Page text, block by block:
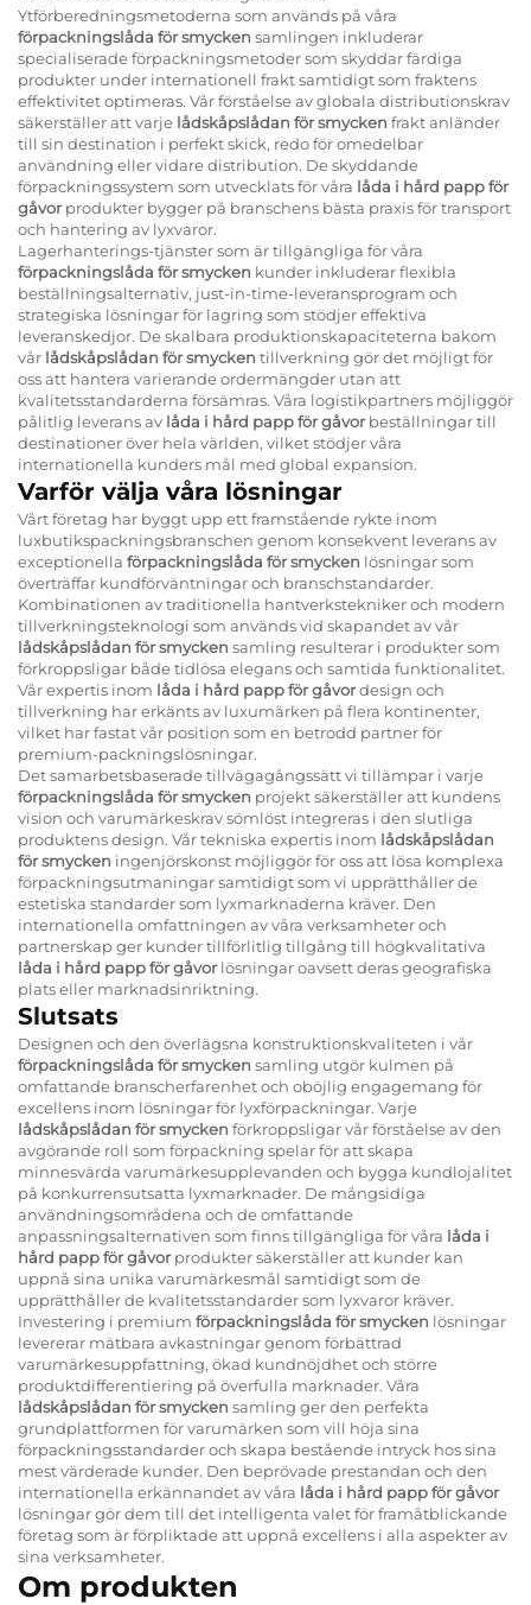
Ytförberedningsmetoderna som används på våra
förpackningslåda för smycken samlingen inkluderar
specialiserade förpackningsmetoder som skyddar färdiga
produkter under internationell frakt samtidigt som fraktens
effektivitet optimeras. Vår förståelse av globala distributionskrav
säkerställer att varje lådskåpslådan för smycken frakt anländer
till sin destination i perfekt skick, redo för omedelbar
användning eller vidare distribution. De skyddande
förpackningssystem som utvecklats för våra låda i hård papp för
gåvorprodukter bygger på branschens bästa praxis för transport
och hantering av lyxvaror.
Lagerhanterings-tjänster som är tillgängliga för våra
förpackningslåda för smycken kunder inkluderar flexibla
beställningsalternativ, just-in-time-leveransprogram och
strategiska lösningar för lagring som stödjer effektiva
leveranskedjor. De skalbara produktionskapaciteterna bakom
vår lådskåpslådan för smycken tillverkning gör det möjligt för
oss att hantera varierande ordermängder utan att
kvalitetsstandarderna försämras. Våra logistikpartners möjliggör
pålitlig leverans av låda i hård papp för gåvorbeställningar till
destinationer över hela världen, vilket stödjer våra
internationella kunders mål med global expansion.
Varför välja våra lösningar
Vårt företag har byggt upp ett framstående rykte inom
luxbutikspackningsbranschen genom konsekvent leverans av
exceptionella förpackningslåda för smycken lösningar som
överträffar kundförväntningar och branschstandarder.
Kombinationen av traditionella hantverkstekniker och modern
tillverkningsteknologi som används vid skapandet av vår
lådskåpslådan för smycken samling resulterar i produkter som
förkroppsligar både tidlösa elegans och samtida funktionalitet.
Vår expertis inom låda i hård papp för gåvordesign och
tillverkning har erkänts av luxumärken på flera kontinenter,
vilket har fastat vår position som en betrodd partner för
premium-packningslösningar.
Det samarbetsbaserade tillvägagångssätt vi tillämpar i varje
förpackningslåda för smycken projekt säkerställer att kundens
vision och varumärkeskrav sömlöst integreras i den slutliga
produktens design. Vår tekniska expertis inom lådskåpslådan
för smycken ingenjörskonst möjliggör för oss att lösa komplexa
förpackningsutmaningar samtidigt som vi upprätthåller de
estetiska standarder som lyxmarknaderna kräver. Den
internationella omfattningen av våra verksamheter och
partnerskap ger kunder tillförlitlig tillgång till högkvalitativa
låda i hård papp för gåvorlösningar oavsett deras geografiska
plats eller marknadsinriktning.
Slutsats
Designen och den överlägsna konstruktionskvaliteten i vår
förpackningslåda för smycken samling utgör kulmen på
omfattande branscherfarenhet och oböjlig engagemang för
excellens inom lösningar för lyxförpackningar. Varje
lådskåpslådan för smycken förkroppsligar vår förståelse av den
avgörande roll som förpackning spelar för att skapa
minnesvärda varumärkesupplevanden och bygga kundlojalitet
på konkurrensutsatta lyxmarknader. De mångsidiga
användningsområdena och de omfattande
anpassningsalternativen som finns tillgängliga för våra låda i
hård papp för gåvorprodukter säkerställer att kunder kan
uppnå sina unika varumärkesmål samtidigt som de
upprätthåller de kvalitetsstandarder som lyxvaror kräver.
Investering i premium förpackningslåda för smycken lösningar
levererar mätbara avkastningar genom förbättrad
varumärkesuppfattning, ökad kundnöjdhet och större
produktdifferentiering på överfulla marknader. Våra
lådskåpslådan för smycken samling ger den perfekta
grundplattformen för varumärken som vill höja sina
förpackningsstandarder och skapa bestående intryck hos sina
mest värderade kunder. Den beprövade prestandan och den
internationella erkännandet av våra låda i hård papp för gåvor
lösningar gör dem till det intelligenta valet för framåtblickande
företag som är förpliktade att uppnå excellens i alla aspekter av
sina verksamheter.
Om produkten